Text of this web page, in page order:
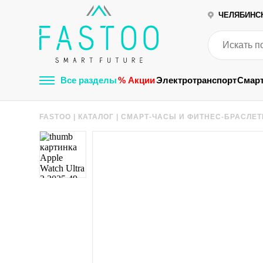
Все разделы% АкцииЭлектротранспорт
FASTOO КАТАЛОГ |СМАРТ-ЧАСЫ И ФИТНЕС-